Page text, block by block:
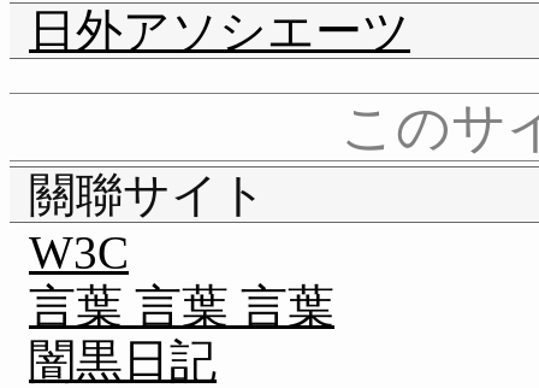
日外アソシエーツ
このサ
關聯サイト
W3C
言葉 言葉 言葉
闇黒日記